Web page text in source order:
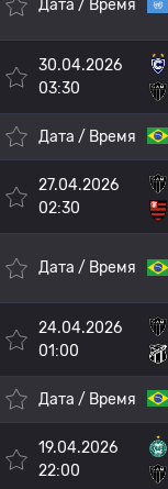
Дата / Время
30.04.2026
03:30
Дата / Время
27.04.2026
02:30
Дата / Время
24.04.2026
01:00
Дата / Время
19.04.2026
22:00